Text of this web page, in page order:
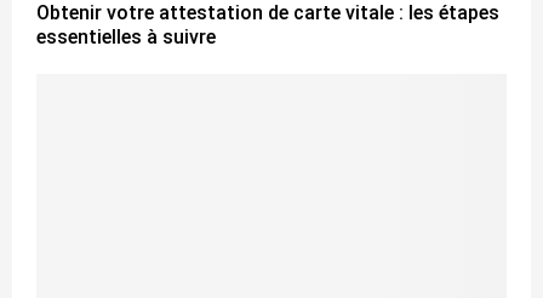
Obtenir votre attestation de carte vitale : les étapes
essentielles à suivre